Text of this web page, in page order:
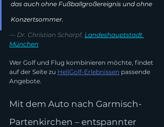
das auch ohne Fußballgroßereignis und ohne
Konzertsommer.
— Dr. Christian Scharpf, Landeshauptstadt
München
Wer Golf und Flug kombinieren möchte, findet
auf der Seite zu HeliGolf-Erlebnissen passende
Angebote.
Mit dem Auto nach Garmisch-
Partenkirchen – entspannter